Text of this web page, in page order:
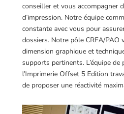
conseiller et vous accompagner
d’impression. Notre équipe
constante avec vous pour
dossiers. Notre pôle CREA/PAO
dimension graphique et
supports pertinents. L’équipe de
l’Imprimerie Offset 5 Edition
de proposer une réactivité